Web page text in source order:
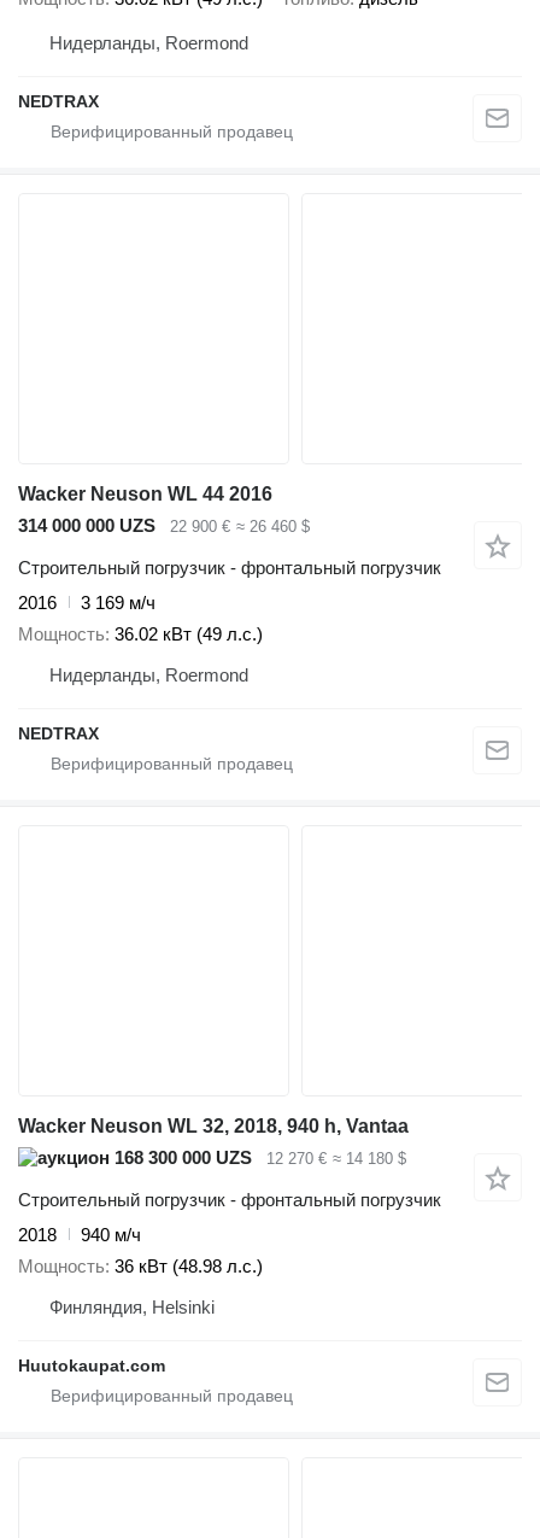
Нидерланды, Roermond
NEDTRAX
Wacker Neuson WL 44 2016
314 000 000 UZS
22 900 € ≈ 26 460 $
Строительный погрузчик - фронтальный погрузчик
2016
3 169 м/ч
Мощность 36.02 кВт (49 л.с.)
Нидерланды, Roermond
NEDTRAX
Wacker Neuson WL 32, 2018, 940 h, Vantaa
168 300 000 UZS
12 270 € ≈ 14 180 $
Строительный погрузчик - фронтальный погрузчик
2018
940 м/ч
Мощность 36 кВт (48.98 л.с.)
Финляндия, Helsinki
Huutokaupat.com